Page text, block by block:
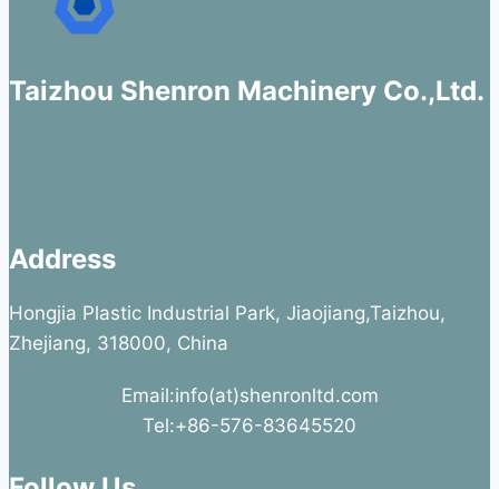
Taizhou Shenron Machinery Co.,Ltd.
Address
Hongjia Plastic Industrial Park, Jiaojiang,Taizhou,
Zhejiang, 318000, China
Email:info(at)shenronltd.com
Tel:+86-576-83645520